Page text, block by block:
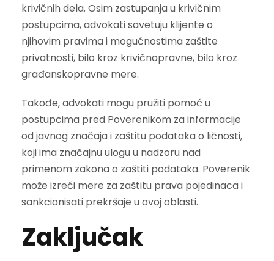
krivičnih dela. Osim zastupanja u krivičnim
postupcima, advokati savetuju klijente o
njihovim pravima i mogućnostima zaštite
privatnosti, bilo kroz krivičnopravne, bilo kroz
građanskopravne mere.
Takođe, advokati mogu pružiti pomoć u
postupcima pred Poverenikom za informacije
od javnog značaja i zaštitu podataka o ličnosti,
koji ima značajnu ulogu u nadzoru nad
primenom zakona o zaštiti podataka. Poverenik
može izreći mere za zaštitu prava pojedinaca i
sankcionisati prekršaje u ovoj oblasti.
Zaključak